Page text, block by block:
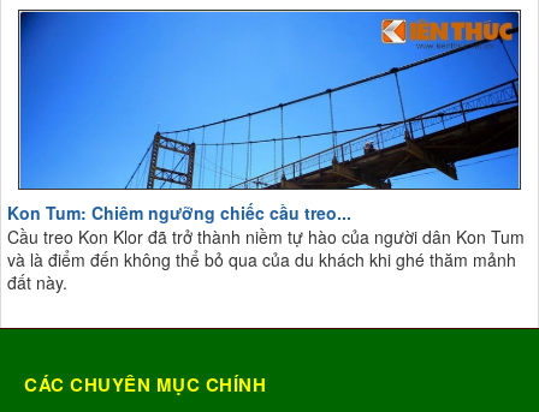
Kon Tum: Chiêm ngưỡng chiếc cầu treo...
Cầu treo Kon Klor đã trở thành niềm tự hào của người dân Kon Tum
và là điểm đến không thể bỏ qua của du khách khi ghé thăm mảnh
đất này.
CÁC CHUYÊN MỤC CHÍNH